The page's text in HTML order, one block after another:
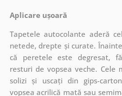
Aplicare ușoară
Tapetele autocolante aderă
netede, drepte și curate.
că peretele este degresat,
resturi de vopsea veche.
solizi și uscați din gips-
vopsea acrilică mată sau